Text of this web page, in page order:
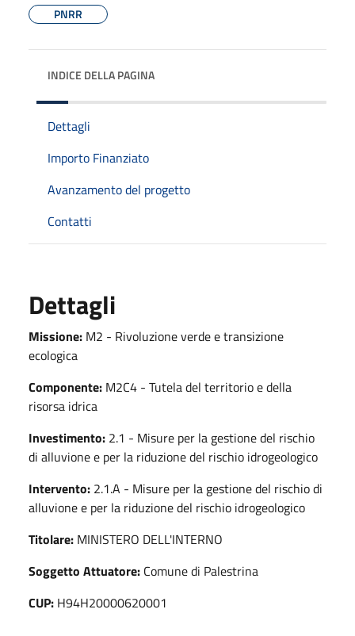
PNRR
INDICE DELLA PAGINA
Dettagli
Importo Finanziato
Avanzamento del progetto
Contatti
Dettagli
Missione: M2 - Rivoluzione verde e transizione
ecologica
Componente: M2C4 - Tutela del territorio e della
risorsa idrica
Investimento: 2.1 - Misure per la gestione del rischio
di alluvione e per la riduzione del rischio idrogeologico
Intervento: 2.1.A - Misure per la gestione del rischio di
alluvione e per la riduzione del rischio idrogeologico
Titolare: MINISTERO DELL'INTERNO
Soggetto Attuatore: Comune di Palestrina
CUP: H94H20000620001